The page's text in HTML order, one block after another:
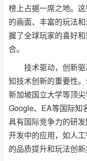
榜上占据一席之地。
的画面、丰富的玩法
握了全球玩家的喜好
合。
技术驱动，创新
知技术创新的重要性
新加坡国立大学等顶
Google、EA等国际知
具有国际竞争力的研
开发中的应用，如人
的品质提升和玩法创新